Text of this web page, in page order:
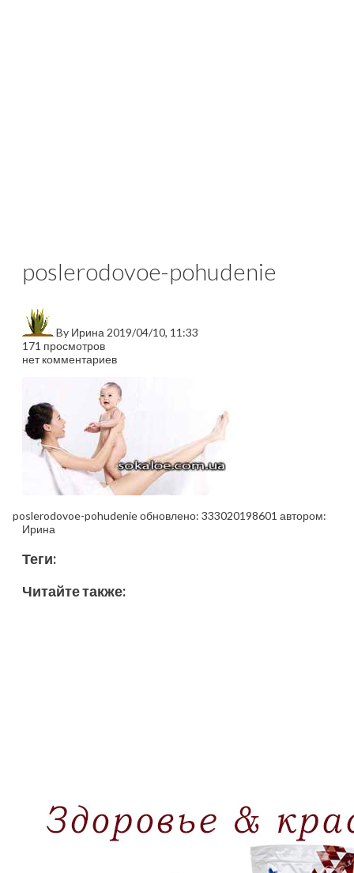
poslerodovoe-pohudenie
By Ирина 2019/04/10, 11:33
171 просмотров
нет комментариев
poslerodovoe-pohudenieобновлено: 333020198601 автором:
Ирина
Теги:
Читайте также: